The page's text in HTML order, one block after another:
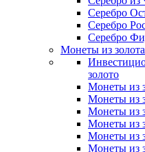
Серебро
Серебро
Серебро
Монеты из золота
золото
Монеты из
Монеты из
Монеты из
Монеты из
Монеты из
Монеты из